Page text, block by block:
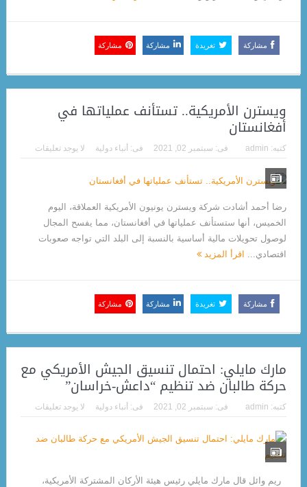
مشاركة تغريدة مشاركة مشاركة
ويسترن الأمريكية.. تستأنف عملياتها في
أفغانستان
كتبه: admin فى: سبتمبر 02, 2021 فى: أنباء دولية لا يوجد تعليقات
رضا أحمد أشادت شركة ويسترن يونيون الأمريكية العملاقة، اليوم
الخميس، أنها ستستأنف عملياتها في أفغانستان، مما يفسح المجال
لوصول تحويلات مالية أساسية بالنسبة إلى البلد التي تواجه صعوبات
اقتصادي... اقرأ المزيد
مشاركة تغريدة مشاركة مشاركة
مارك مايلي: احتمال تنسيق الجيش الأمريكي مع
حركة طالبان ضد تنظيم “داعش-خراسان”
كتبه: admin فى: سبتمبر 02, 2021 فى: أنباء دولية لا يوجد تعليقات
ريم وائل قال مارك مايلي رئيس هيئة الأركان المشتركة الأمريكية،